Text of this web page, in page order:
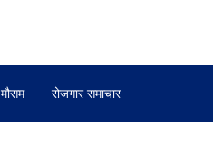
मौसम रोजगार समाचार